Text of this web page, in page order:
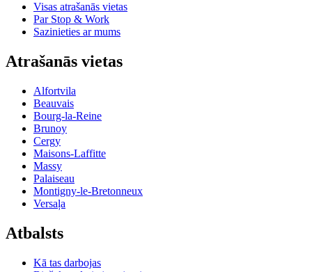
Visas atrašanās vietas
Par Stop & Work
Sazinieties ar mums
Atrašanās vietas
Alfortvila
Beauvais
Bourg-la-Reine
Brunoy
Cergy
Maisons-Laffitte
Massy
Palaiseau
Montigny-le-Bretonneux
Versaļa
Atbalsts
Kā tas darbojas